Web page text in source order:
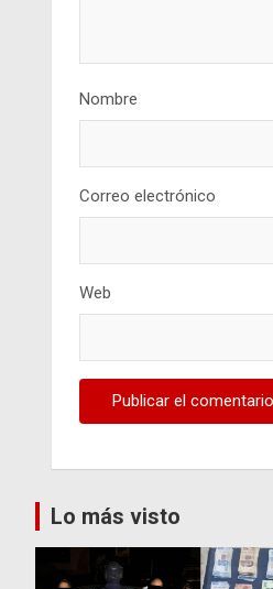
Nombre
Correo electrónico
Web
Lo más visto